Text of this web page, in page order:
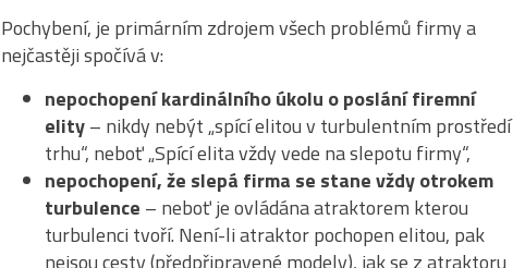
Pochybení, je primárním zdrojem všech problémů firmy a
nejčastěji spočívá v:
nepochopení kardinálního úkolu o poslání firemní
elity– nikdy nebýt „spící elitou v turbulentním prostředí
trhu“, neboť „Spící elita vždy vede na slepotu firmy“,
nepochopení, že slepá firma se stane vždy otrokem
turbulence – neboť je ovládána atraktorem kterou
turbulenci tvoří. Není-li atraktor pochopen elitou, pak
nejsou cesty (předpřipravené modely), jak se z atraktoru